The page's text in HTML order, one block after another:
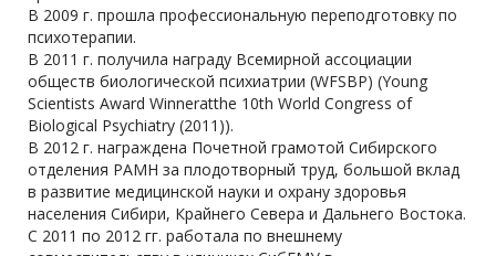
В 2009 г. прошла профессиональную переподготовку по
психотерапии.
В 2011 г. получила награду Всемирной ассоциации
обществ биологической психиатрии (WFSBP) (Young
Scientists Award Winneratthe 10th World Congress of
Biological Psychiatry (2011)).
В 2012 г. награждена Почетной грамотой Сибирского
отделения РАМН за плодотворный труд, большой вклад
в развитие медицинской науки и охрану здоровья
населения Сибири, Крайнего Севера и Дальнего Востока.
С 2011 по 2012 гг. работала по внешнему